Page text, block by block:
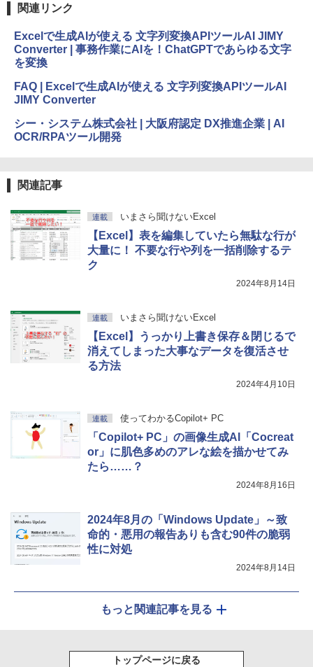
関連リンク
Excelで生成AIが使える 文字列変換APIツールAI JIMY
Converter | 事務作業にAIを！ChatGPTであらゆる文字
を変換
FAQ | Excelで生成AIが使える 文字列変換APIツールAI
JIMY Converter
シー・システム株式会社 | 大阪府認定 DX推進企業 | AI
OCR/RPAツール開発
関連記事
連載 いまさら聞けないExcel
【Excel】表を編集していたら無駄な行が
大量に！ 不要な行や列を一括削除するテ
ク
2024年8月14日
連載 いまさら聞けないExcel
【Excel】うっかり上書き保存＆閉じるで
消えてしまった大事なデータを復活させ
る方法
2024年4月10日
連載 使ってわかるCopilot+ PC
「Copilot+ PC」の画像生成AI「Cocreat
or」に肌色多めのアレな絵を描かせてみ
たら……？
2024年8月16日
2024年8月の「Windows Update」～致
命的・悪用の報告ありも含む90件の脆弱
性に対処
2024年8月14日
もっと関連記事を見る
トップページに戻る